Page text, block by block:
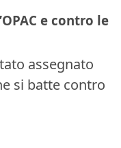
e contro le
assegnato
si batte contro